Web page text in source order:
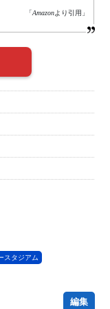
「Amazonより引用」
スタジアム
編集